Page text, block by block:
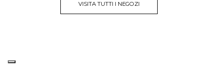
VISITA TUTTI I NEGOZI